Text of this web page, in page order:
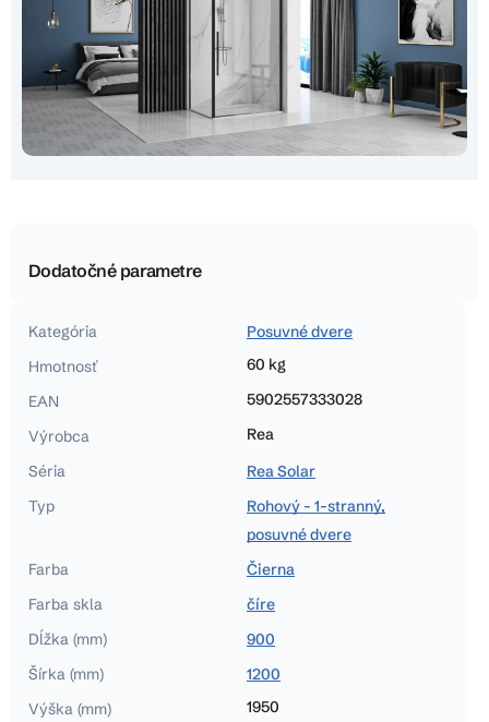
Dodatočné parametre
Kategória
Posuvné dvere
Hmotnosť
60 kg
EAN
5902557333028
Výrobca
Rea
Séria
Rea Solar
Typ
Rohový - 1-stranný,
posuvné dvere
Farba
Čierna
Farba skla
číre
Dĺžka (mm)
900
Šírka (mm)
1200
Výška (mm)
1950